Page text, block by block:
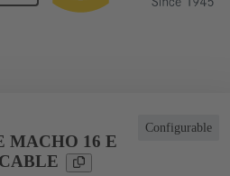
Configurable
MACHO 16 E